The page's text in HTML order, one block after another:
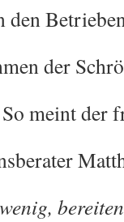
der
meint der